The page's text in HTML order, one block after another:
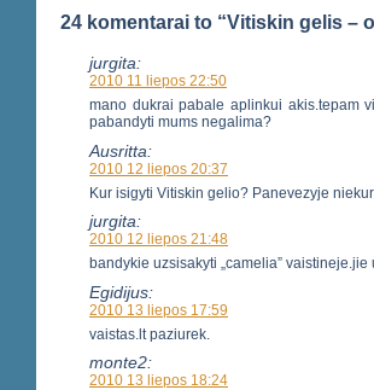
24 komentarai to “Vitiskin gelis –
jurgita:
2010 11 liepos 22:50
mano dukrai pabale aplinkui akis.tepam
pabandyti mums negalima?
Ausritta:
2010 12 liepos 20:37
Kur isigyti Vitiskin gelio? Panevezyje
jurgita:
2010 12 liepos 21:48
bandykie uzsisakyti „camelia”
Egidijus:
2010 13 liepos 17:59
vaistas.lt paziurek.
monte2:
2010 13 liepos 18:24